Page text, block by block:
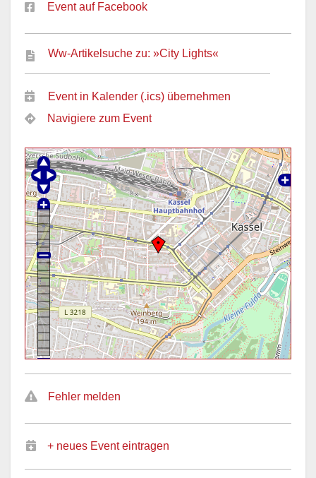
Event auf Facebook
Ww-Artikelsuche zu: »City Lights«
Event in Kalender (.ics) übernehmen
Navigiere zum Event
Fehler melden
+ neues Event eintragen